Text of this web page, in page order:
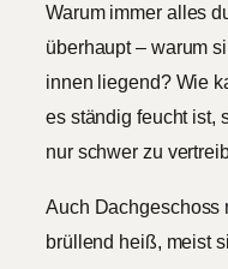
Warum immer alles
überhaupt – warum
innen liegend? Wie
es ständig feucht ist,
nur schwer zu
Auch Dachgeschoss
brüllend heiß, meist